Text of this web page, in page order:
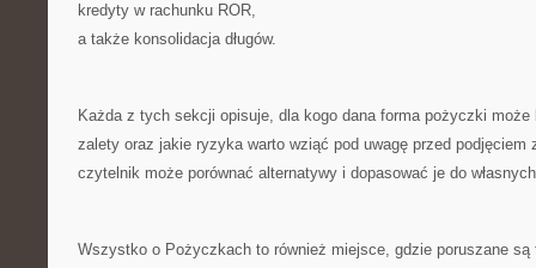
kredyty w rachunku ROR,
a także konsolidacja długów.
Każda z tych sekcji opisuje, dla kogo dana forma pożyczki
zalety oraz jakie ryzyka warto wziąć pod uwagę przed podjęciem
czytelnik może porównać alternatywy i dopasować je do
Wszystko o Pożyczkach to również miejsce, gdzie poruszane są